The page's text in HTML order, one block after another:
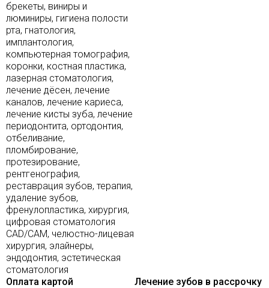
брекеты, виниры и
люминиры, гигиена полости
рта, гнатология,
имплантология,
компьютерная томография,
коронки, костная пластика,
лазерная стоматология,
лечение дёсен, лечение
каналов, лечение кариеса,
лечение кисты зуба, лечение
периодонтита, ортодонтия,
отбеливание,
пломбирование,
протезирование,
рентгенография,
реставрация зубов, терапия,
удаление зубов,
френулопластика, хирургия,
цифровая стоматология
CAD/CAM, челюстно-лицевая
хирургия, элайнеры,
эндодонтия, эстетическая
стоматология
Оплата картой
Лечение зубов в рассрочку